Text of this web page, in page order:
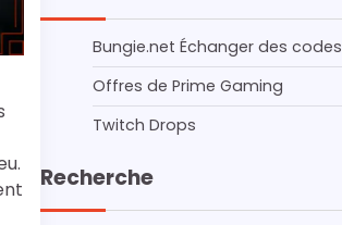
Bungie.net Échanger des codes
Offres de Prime Gaming
Twitch Drops
Recherche